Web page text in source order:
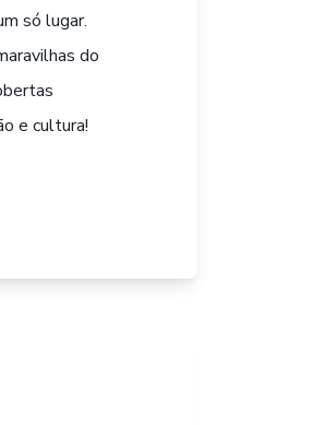
só lugar.
do
e cultura!